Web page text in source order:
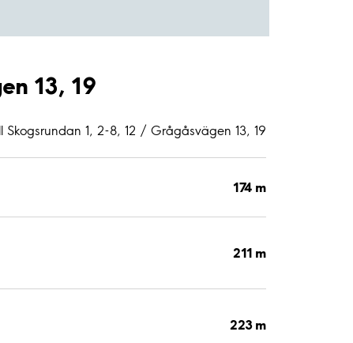
13, 19
Skogsrundan 1, 2-8, 12 / Grågåsvägen 13, 19
174 m
211 m
223 m